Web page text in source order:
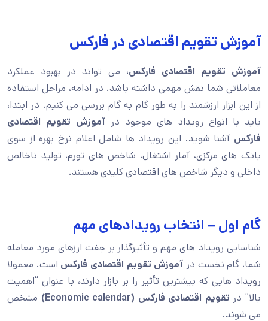
آموزش تقویم اقتصادی در فارکس
آموزش تقویم اقتصادی فارکس، می تواند در بهبود عملکرد
معاملاتی شما نقش مهمی داشته باشد. در ادامه، مراحل استفاده
از این ابزار ارزشمند را به طور گام به گام بررسی می کنیم. در ابتدا،
باید با انواع رویداد های موجود در آموزش تقویم اقتصادی
فارکس آشنا شوید. این رویداد ها شامل اعلام نرخ بهره از سوی
بانک های مرکزی، آمار اشتغال، شاخص های تورم، تولید ناخالص
داخلی و دیگر شاخص های اقتصادی کلیدی هستند.
گام اول – انتخاب رویدادهای مهم
شناسایی رویداد های مهم و تأثیرگذار بر جفت ارزهای مورد معامله
شما، گام نخست در آموزش تقویم اقتصادی فارکس است. معمولا
رویداد هایی که بیشترین تأثیر را بر بازار دارند، با عنوان “اهمیت
بالا” در تقویم اقتصادی فارکس (Economic calendar
) مشخص
می شوند.